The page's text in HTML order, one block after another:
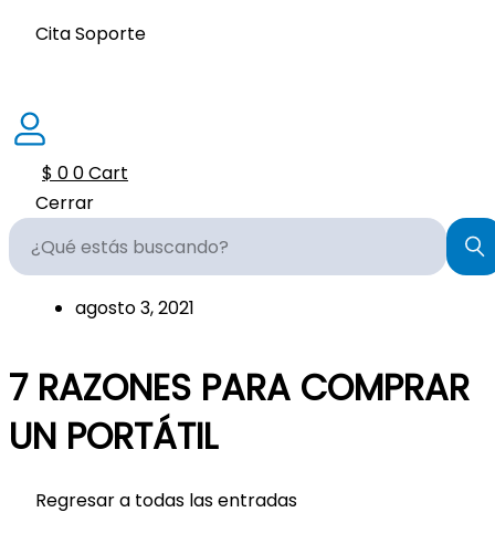
Cita Soporte
$ 00Cart
Cerrar
agosto 3, 2021
7 RAZONES PARA COMPRAR
UN PORTÁTIL
Regresar a todas las entradas